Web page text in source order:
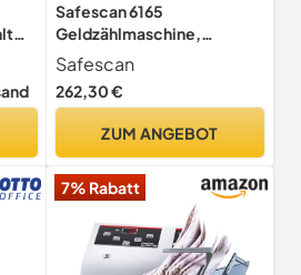
Safescan 6165
Geldzählmaschine,
Wertzählung für Münzen
und Banknoten, Vouchers
und Chips - Münzzähler mit
Münzrollenerkennung - die
individuelle Zählergebnisse
Safescan
262,30 €
ZUM ANGEBOT
7% Rabatt